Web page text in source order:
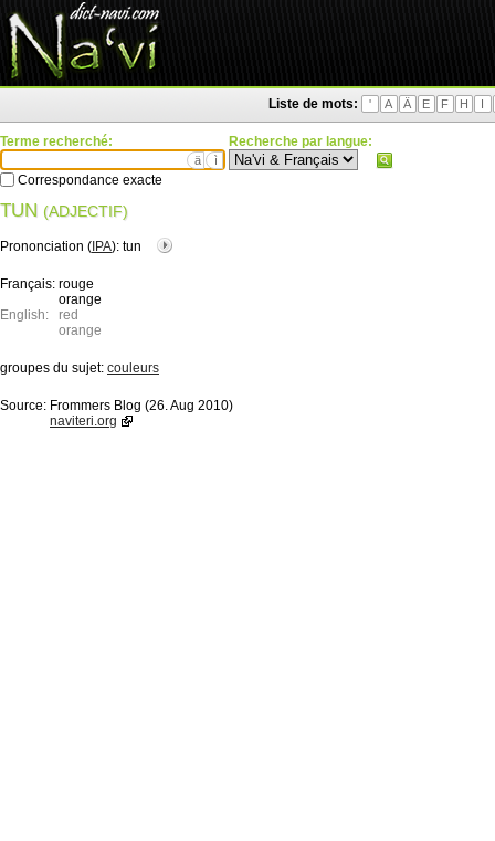
Liste de mots: ' A Ä E F H I
Terme recherché:
ä ì
Correspondance exacte
Recherche par langue:
TUN (ADJECTIF)
Prononciation ( IPA): tun
Français: rouge
orange
English:
red
orange
groupes du sujet: couleurs
Source: Frommers Blog (26. Aug 2010)
naviteri.org